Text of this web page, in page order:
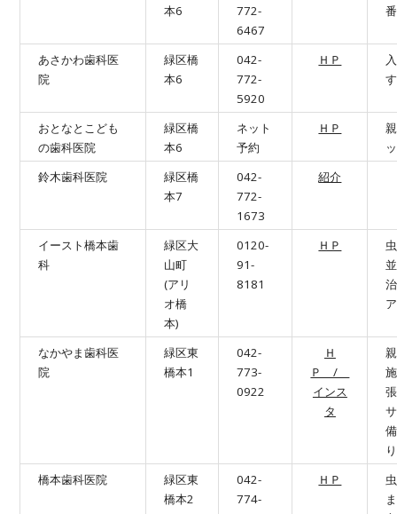
本6
772-
6467
あさかわ歯科医
院
緑区橋
本6
042-
772-
5920
ＨＰ
おとなとこども
の歯科医院
緑区橋
本6
ネット
予約
ＨＰ
鈴木歯科医院
緑区橋
本7
042-
772-
1673
紹介
イースト橋本歯
科
緑区大
山町
(アリ
オ橋
本)
0120-
91-
8181
ＨＰ
なかやま歯科医
院
緑区東
橋本1
042-
773-
0922
Ｈ
Ｐ /
インス
タ
橋本歯科医院
緑区東
橋本2
042-
774-
ＨＰ